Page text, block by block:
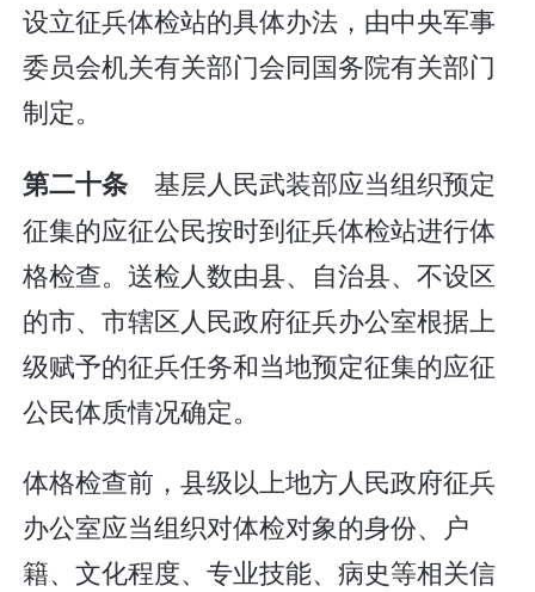
设立征兵体检站的具体办法，由中央军事
委员会机关有关部门会同国务院有关部门
制定。
第二十条 基层人民武装部应当组织预定
征集的应征公民按时到征兵体检站进行体
格检查。送检人数由县、自治县、不设区
的市、市辖区人民政府征兵办公室根据上
级赋予的征兵任务和当地预定征集的应征
公民体质情况确定。
体格检查前，县级以上地方人民政府征兵
办公室应当组织对体检对象的身份、户
籍、文化程度、专业技能、病史等相关信